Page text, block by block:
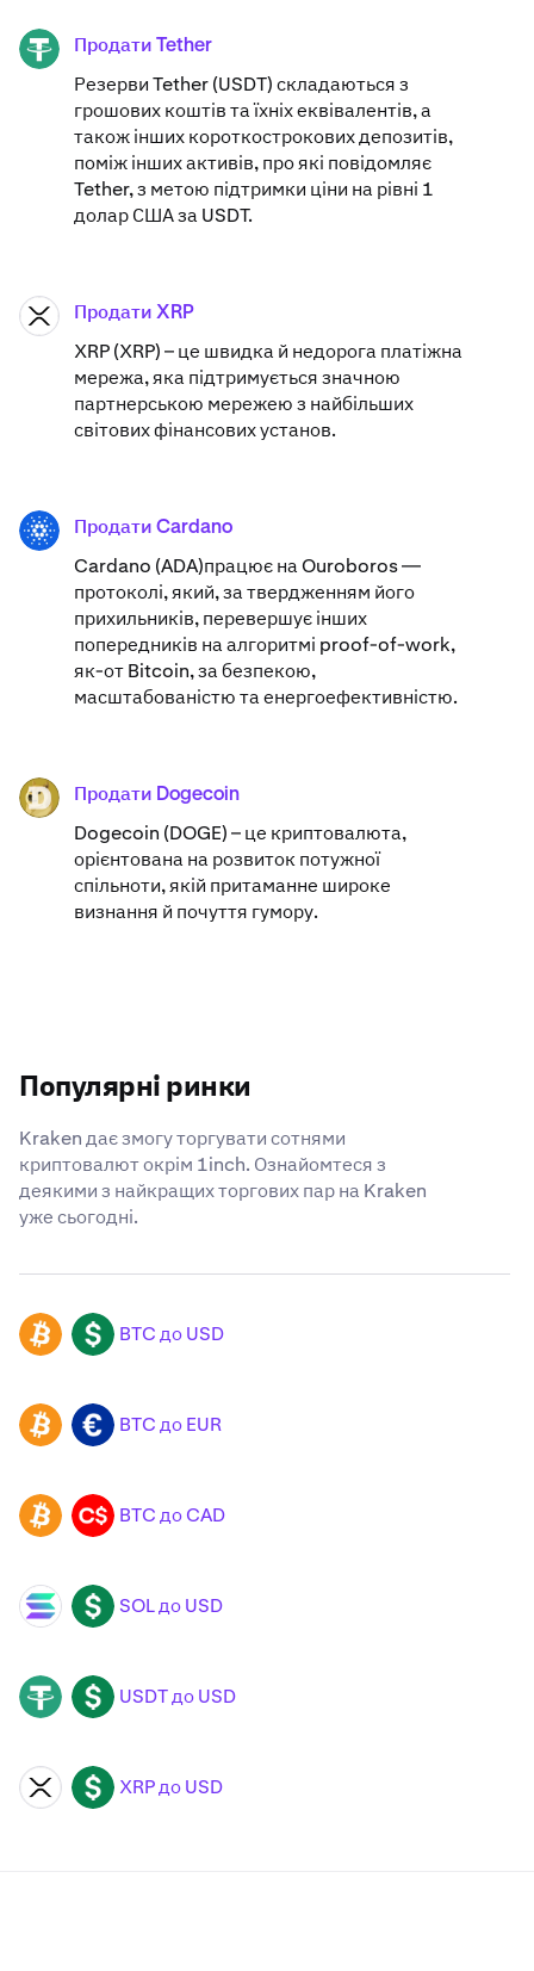
USDT Продати Tether
Резерви Tether (USDT) складаються з
грошових коштів та їхніх еквівалентів, а
також інших короткострокових депозитів,
поміж інших активів, про які повідомляє
Tether, з метою підтримки ціни на рівні 1
долар США за USDT.
XRP Продати XRP
XRP (XRP) – це швидка й недорога платіжна
мережа, яка підтримується значною
партнерською мережею з найбільших
світових фінансових установ.
ADA Продати Cardano
Cardano (ADA)​працює на Ouroboros —
протоколі, який, за твердженням його
прихильників, перевершує інших
попередників на алгоритмі proof-of-work,
як-от Bitcoin, за безпекою,
масштабованістю та енергоефективністю.
DOGE Продати Dogecoin
Dogecoin (DOGE) – це криптовалюта,
орієнтована на розвиток потужної
спільноти, якій притаманне широке
визнання й почуття гумору.
Популярні ринки
Kraken дає змогу торгувати сотнями
криптовалют окрім 1inch. Ознайомтеся з
деякими з найкращих торгових пар на Kraken
уже сьогодні.
BTC USD BTC до USD
BTC EUR BTC до EUR
BTC CAD BTC до CAD
SOL USD SOL до USD
USDT USD USDT до USD
XRP USD XRP до USD